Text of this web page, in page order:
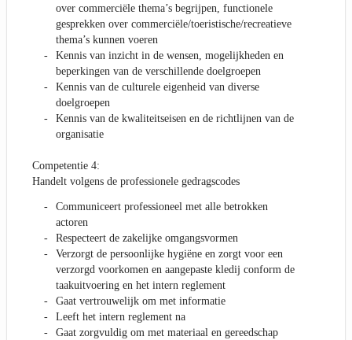
over commerciële thema’s begrijpen, functionele
gesprekken over commerciële/toeristische/recreatieve
thema’s kunnen voeren
Kennis van inzicht in de wensen, mogelijkheden en
beperkingen van de verschillende doelgroepen
Kennis van de culturele eigenheid van diverse
doelgroepen
Kennis van de kwaliteitseisen en de richtlijnen van de
organisatie
Competentie 4:
Handelt volgens de professionele gedragscodes
Communiceert professioneel met alle betrokken
actoren
Respecteert de zakelijke omgangsvormen
Verzorgt de persoonlijke hygiëne en zorgt voor een
verzorgd voorkomen en aangepaste kledij conform de
taakuitvoering en het intern reglement
Gaat vertrouwelijk om met informatie
Leeft het intern reglement na
Gaat zorgvuldig om met materiaal en gereedschap